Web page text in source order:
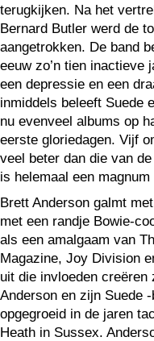
terugkijken. Na het
Bernard Butler werd de
aangetrokken. De band
eeuw zo’n tien inactieve
een depressie en een
inmiddels beleeft Suede
nu evenveel albums op
eerste gloriedagen. Vijf
veel beter dan die van
is helemaal een magnum
Brett Anderson galmt
met een randje Bowie-
als een amalgaam van
Magazine, Joy Division
uit die invloeden
Anderson en zijn Suede
opgegroeid in de jaren
Heath in Sussex.